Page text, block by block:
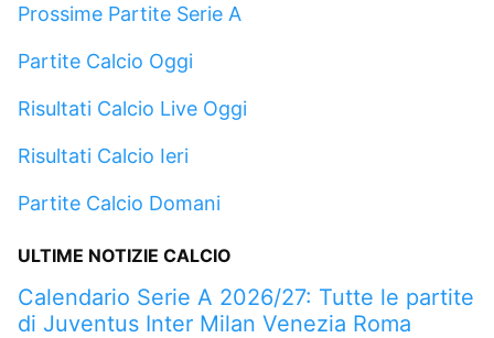
Prossime Partite Serie A
Partite Calcio Oggi
Risultati Calcio Live Oggi
Risultati Calcio Ieri
Partite Calcio Domani
ULTIME NOTIZIE CALCIO
Calendario Serie A 2026/27: Tutte le partite
di Juventus Inter Milan Venezia Roma